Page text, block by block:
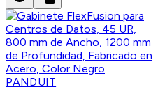
PANDUIT